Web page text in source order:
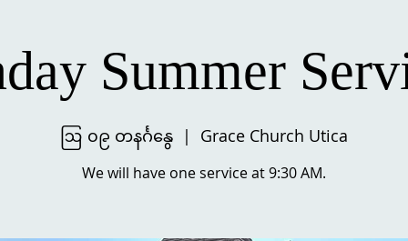
Summer
ဩ ၀၉ တနင်္ဂနွေ
  |
Grace Church Utica
We will have one service at 9:30 AM.